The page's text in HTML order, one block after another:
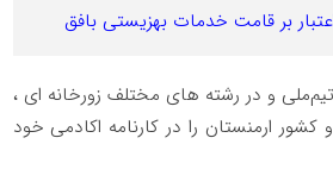
بر قامت خدمات بهزیستی بافق
و در رشته های مختلف زورخانه ای ،
کشور ارمنستان را در کارنامه اکادمی خود